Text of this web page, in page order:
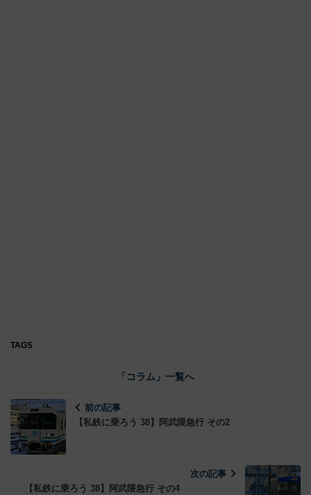
TAGS
「コラム」一覧へ
前の記事
【私鉄に乗ろう 38】阿武隈急行 その2
次の記事
【私鉄に乗ろう 38】阿武隈急行 その4